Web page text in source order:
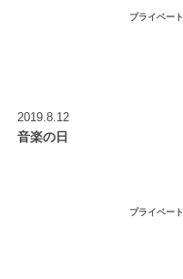
プライベート
2019.8.12
音楽の日
プライベート